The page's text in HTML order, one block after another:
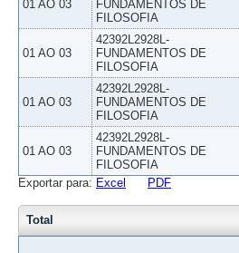
01 AO 03
FUNDAMENTOS DE
FILOSOFIA
01 AO 03
42392L2928L-
FUNDAMENTOS DE
FILOSOFIA
01 AO 03
42392L2928L-
FUNDAMENTOS DE
FILOSOFIA
01 AO 03
42392L2928L-
FUNDAMENTOS DE
FILOSOFIA
Exportar para: Excel PDF
Total